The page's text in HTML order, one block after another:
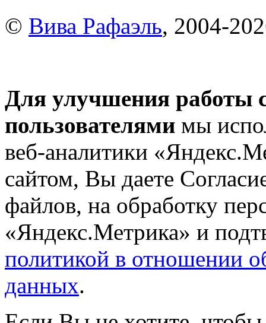
© Вива Рафаэль, 2004-
Для улучшения работы
пользователями мы
веб-аналитики
сайтом, Вы даете
файлов, на обработку
«Яндекс.Метрика» и
политикой в отношении
данных.